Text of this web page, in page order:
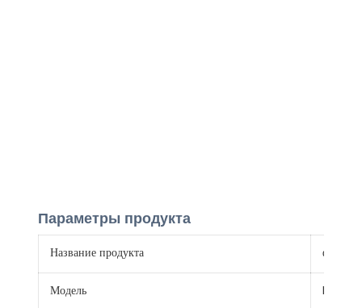
Параметры продукта
Название продукта
Модель PV1-F